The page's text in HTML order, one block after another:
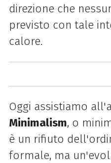
direzione che
previsto con tale
calore.
Oggi assistiamo
Minimalism, o
è un rifiuto
formale, ma